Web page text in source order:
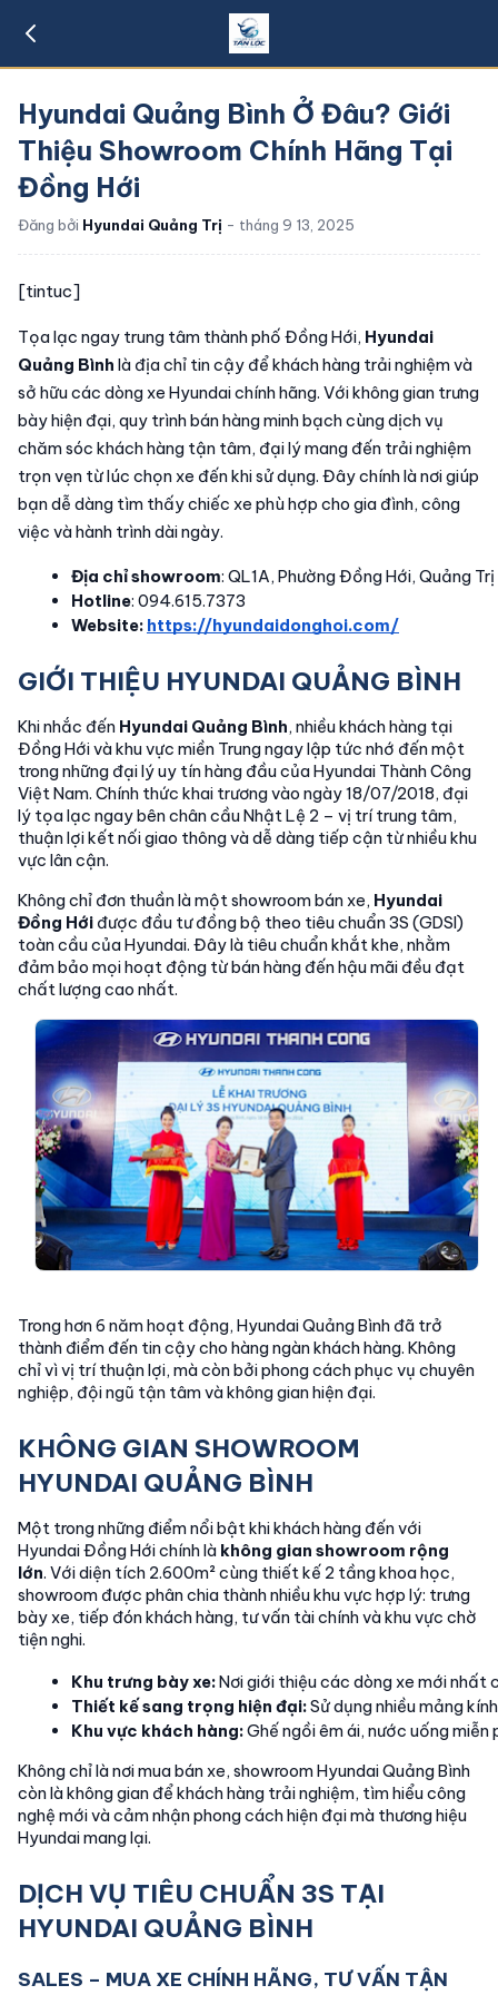
Hyundai Quảng Bình Ở Đâu? Giới
Thiệu Showroom Chính Hãng Tại
Đồng Hới
Đăng bởi Hyundai Quảng Trị - tháng 9 13, 2025
[tintuc]
Tọa lạc ngay trung tâm thành phố Đồng Hới, Hyundai
Quảng Bình là địa chỉ tin cậy để khách hàng trải nghiệm và
sở hữu các dòng xe Hyundai chính hãng. Với không gian trưng
bày hiện đại, quy trình bán hàng minh bạch cùng dịch vụ
chăm sóc khách hàng tận tâm, đại lý mang đến trải nghiệm
trọn vẹn từ lúc chọn xe đến khi sử dụng. Đây chính là nơi giúp
bạn dễ dàng tìm thấy chiếc xe phù hợp cho gia đình, công
việc và hành trình dài ngày.
Địa chỉ showroom: QL1A, Phường Đồng Hới, Quảng Trị
Hotline: 094.615.7373
Website: https://hyundaidonghoi.com/
GIỚI THIỆU HYUNDAI QUẢNG BÌNH
Khi nhắc đến Hyundai Quảng Bình, nhiều khách hàng tại
Đồng Hới và khu vực miền Trung ngay lập tức nhớ đến một
trong những đại lý uy tín hàng đầu của Hyundai Thành Công
Việt Nam. Chính thức khai trương vào ngày 18/07/2018, đại
lý tọa lạc ngay bên chân cầu Nhật Lệ 2 – vị trí trung tâm,
thuận lợi kết nối giao thông và dễ dàng tiếp cận từ nhiều khu
vực lân cận.
Không chỉ đơn thuần là một showroom bán xe, Hyundai
Đồng Hới được đầu tư đồng bộ theo tiêu chuẩn 3S (GDSI)
toàn cầu của Hyundai. Đây là tiêu chuẩn khắt khe, nhằm
đảm bảo mọi hoạt động từ bán hàng đến hậu mãi đều đạt
chất lượng cao nhất.
Trong hơn 6 năm hoạt động, Hyundai Quảng Bình đã trở
thành điểm đến tin cậy cho hàng ngàn khách hàng. Không
chỉ vì vị trí thuận lợi, mà còn bởi phong cách phục vụ chuyên
nghiệp, đội ngũ tận tâm và không gian hiện đại.
KHÔNG GIAN SHOWROOM
HYUNDAI QUẢNG BÌNH
Một trong những điểm nổi bật khi khách hàng đến với
Hyundai Đồng Hới chính là không gian showroom rộng
lớn. Với diện tích 2.600m² cùng thiết kế 2 tầng khoa học,
showroom được phân chia thành nhiều khu vực hợp lý: trưng
bày xe, tiếp đón khách hàng, tư vấn tài chính và khu vực chờ
tiện nghi.
Khu trưng bày xe: Nơi giới thiệu các dòng xe mới nhất
Thiết kế sang trọng hiện đại: Sử dụng nhiều mảng
Khu vực khách hàng: Ghế ngồi êm ái, nước uống
Không chỉ là nơi mua bán xe, showroom Hyundai Quảng Bình
còn là không gian để khách hàng trải nghiệm, tìm hiểu công
nghệ mới và cảm nhận phong cách hiện đại mà thương hiệu
Hyundai mang lại.
DỊCH VỤ TIÊU CHUẨN 3S TẠI
HYUNDAI QUẢNG BÌNH
SALES – MUA XE CHÍNH HÃNG, TƯ VẤN TẬN